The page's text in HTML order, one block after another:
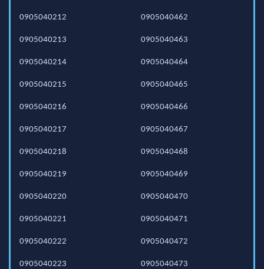
0905040212
0905040213
0905040214
0905040215
0905040216
0905040217
0905040218
0905040219
0905040220
0905040221
0905040222
0905040223
0905040462
0905040463
0905040464
0905040465
0905040466
0905040467
0905040468
0905040469
0905040470
0905040471
0905040472
0905040473